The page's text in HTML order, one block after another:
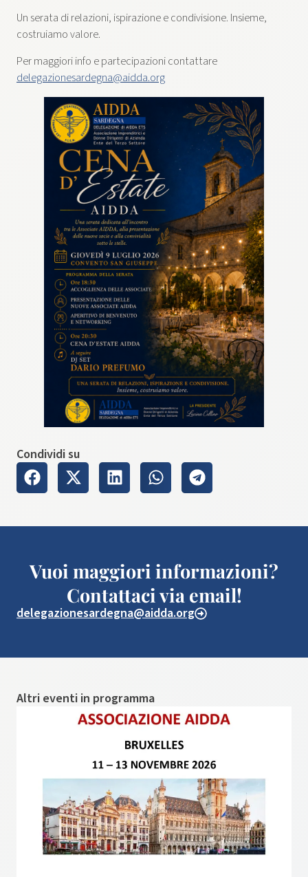
Un serata di relazioni, ispirazione e condivisione. Insieme,
costruiamo valore.
Per maggiori info e partecipazioni contattare
delegazionesardegna@aidda.org
Condividi su
Vuoi maggiori informazioni?
Contattaci via email!
delegazionesardegna@aidda.org
Altri eventi in programma